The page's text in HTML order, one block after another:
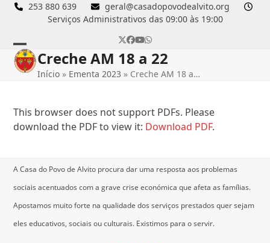
Skip
253 880 639
geral@casadopovodealvito.org
Serviços Administrativos das 09:00 às 19:00
Twitter
Facebook
YouTube
Whatsapp
Open
mobile
Close
mobile
Creche AM 18 a 22
Início » Ementa 2023 » Creche AM 18 a…
This browser does not support PDFs. Please
download the PDF to view it: Download PDF.
A Casa do Povo de Alvito procura dar uma resposta aos problemas
sociais acentuados com a grave crise económica que afeta as famílias.
Apostamos muito forte na qualidade dos serviços prestados quer sejam
eles educativos, sociais ou culturais. Existimos para o servir.